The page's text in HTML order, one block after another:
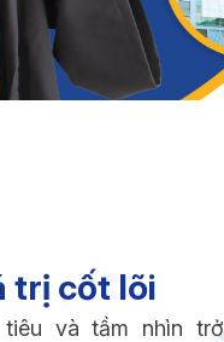
trị cốt lõi
và tầm nhìn